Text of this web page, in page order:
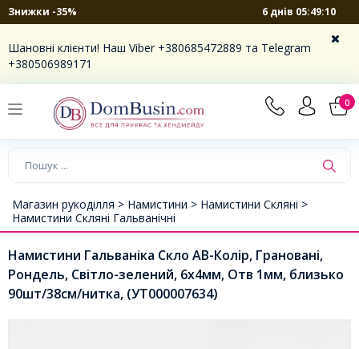
Знижки -35% 6 днів 05:49:10
Шановні клієнти! Наш Viber +380685472889 та Telegram
+380506989171
0
Магазин рукоділля > Намистини > Намистини Скляні >
Намистини Скляні Гальванічні
Намистини Гальваніка Скло АВ-Колір, Грановані,
Рондель, Світло-зелений, 6х4мм, Отв 1мм, близько
90шт/38см/нитка, (УТ000007634)